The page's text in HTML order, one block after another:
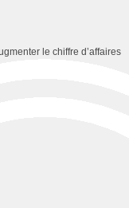
le chiffre d’affaires